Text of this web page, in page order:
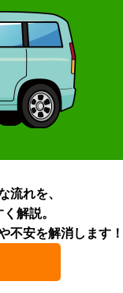
流れを、
解説。
不安を解消します！